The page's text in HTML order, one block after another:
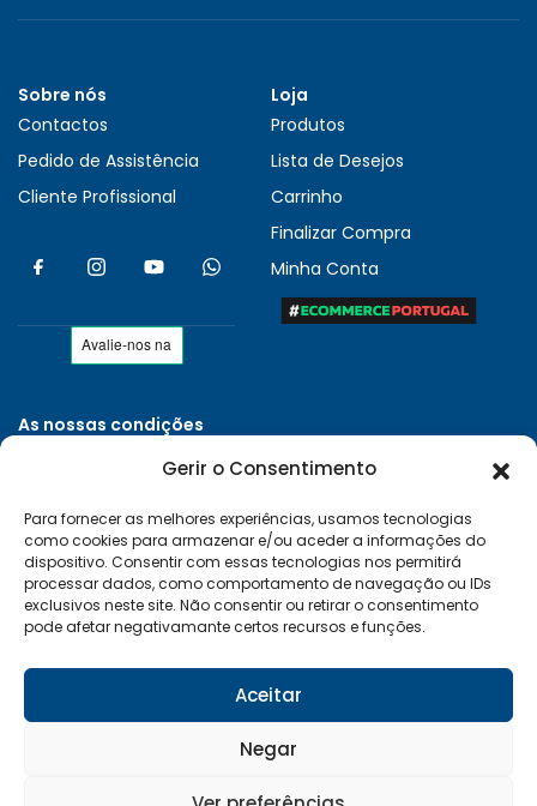
Gerir o Consentimento
Para fornecer as melhores experiências, usamos tecnologias
como cookies para armazenar e/ou aceder a informações do
dispositivo. Consentir com essas tecnologias nos permitirá
processar dados, como comportamento de navegação ou IDs
exclusivos neste site. Não consentir ou retirar o consentimento
pode afetar negativamante certos recursos e funções.
Aceitar
Negar
Sobre nós
Contactos
Pedido de Assistência
Cliente Profissional
Loja
Produtos
Lista de Desejos
Carrinho
Finalizar Compra
Minha Conta
As nossas condições
Políticas de Privacidade
Entregas e Devoluções
Livro de Reclamações
RAL e RLL
Klarna FAQ
Sequra
Desenvolvido por:Vítor Carneiro